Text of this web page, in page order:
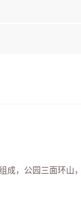
成，公园三面环山